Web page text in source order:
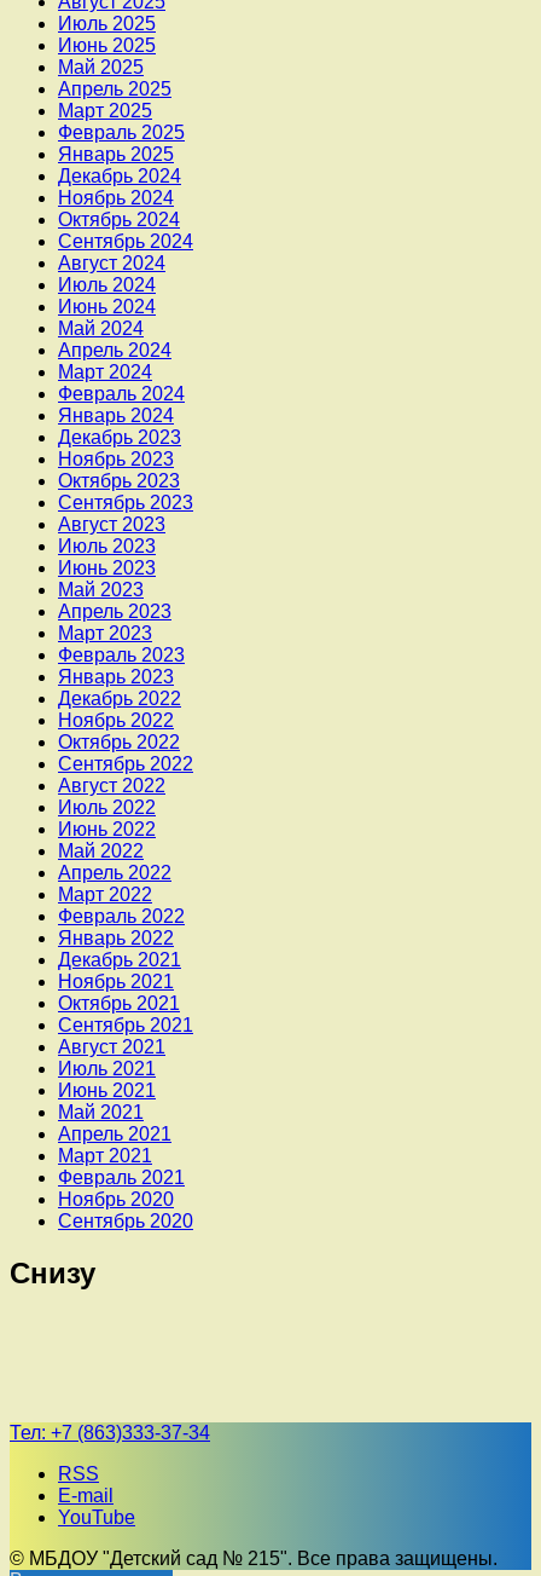
Июль 2025
Июнь 2025
Май 2025
Апрель 2025
Март 2025
Февраль 2025
Январь 2025
Декабрь 2024
Ноябрь 2024
Октябрь 2024
Сентябрь 2024
Август 2024
Июль 2024
Июнь 2024
Май 2024
Апрель 2024
Март 2024
Февраль 2024
Январь 2024
Декабрь 2023
Ноябрь 2023
Октябрь 2023
Сентябрь 2023
Август 2023
Июль 2023
Июнь 2023
Май 2023
Апрель 2023
Март 2023
Февраль 2023
Январь 2023
Декабрь 2022
Ноябрь 2022
Октябрь 2022
Сентябрь 2022
Август 2022
Июль 2022
Июнь 2022
Май 2022
Апрель 2022
Март 2022
Февраль 2022
Январь 2022
Декабрь 2021
Ноябрь 2021
Октябрь 2021
Сентябрь 2021
Август 2021
Июль 2021
Июнь 2021
Май 2021
Апрель 2021
Март 2021
Февраль 2021
Ноябрь 2020
Сентябрь 2020
Снизу
Тел: +7 (863)333-37-34
RSS
E-mail
YouTube
© МБДОУ "Детский сад № 215". Все права защищены.